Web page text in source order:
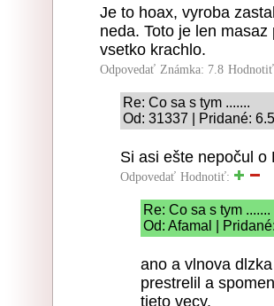
Je to hoax, vyroba
neda. Toto je len
vsetko krachlo.
Odpovedať Známka: 7.8
Re: Co sa s tym .......
Od: 31337 | Pridané:
Si asi ešte nepočul o
Odpovedať Hodnotiť:
Re: Co sa s tym .......
Od: Afamal |
ano a vlnova
prestrelil a
tieto vecy.